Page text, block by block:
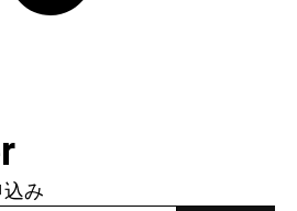
み